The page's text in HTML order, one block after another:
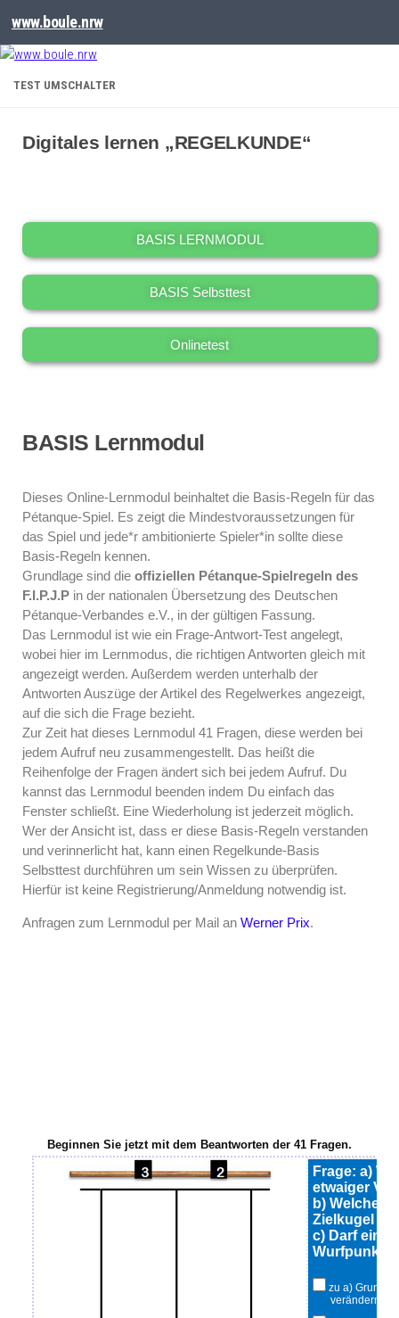
www.boule.nrw
TEST UMSCHALTER
Digitales lernen „REGELKUNDE“
BASIS LERNMODUL
BASIS Selbsttest
Onlinetest
BASIS Lernmodul
Dieses Online-Lernmodul beinhaltet die Basis-Regeln für das
Pétanque-Spiel. Es zeigt die Mindestvoraussetzungen für
das Spiel und jede*r ambitionierte Spieler*in sollte diese
Basis-Regeln kennen.
Grundlage sind die offiziellen Pétanque-Spielregeln des
F.I.P.J.P in der nationalen Übersetzung des Deutschen
Pétanque-Verbandes e.V., in der gültigen Fassung.
Das Lernmodul ist wie ein Frage-Antwort-Test angelegt,
wobei hier im Lernmodus, die richtigen Antworten gleich mit
angezeigt werden. Außerdem werden unterhalb der
Antworten Auszüge der Artikel des Regelwerkes angezeigt,
auf die sich die Frage bezieht.
Zur Zeit hat dieses Lernmodul 41 Fragen, diese werden bei
jedem Aufruf neu zusammengestellt. Das heißt die
Reihenfolge der Fragen ändert sich bei jedem Aufruf. Du
kannst das Lernmodul beenden indem Du einfach das
Fenster schließt. Eine Wiederholung ist jederzeit möglich.
Wer der Ansicht ist, dass er diese Basis-Regeln verstanden
und verinnerlicht hat, kann einen Regelkunde-Basis
Selbsttest durchführen um sein Wissen zu überprüfen.
Hierfür ist keine Registrierung/Anmeldung notwendig ist.
Anfragen zum Lernmodul per Mail an Werner Prix.